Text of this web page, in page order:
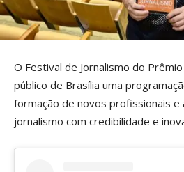
O Festival de Jornalismo do
público de Brasília uma
formação de novos profissionais
jornalismo com credibilidade e